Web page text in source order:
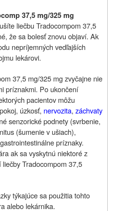
37,5 mg/325 mg
liečbu Tradocompom 37,5
že sa bolesť znovu objaví. Ak
nepríjemných vedľajších
lekárovi.
37,5 mg/325 mg zvyčajne nie
príznakmi. Po ukončení
pacientov môžu
úzkosť, nervozita, záchvaty
senzorické podnety (svrbenie,
(šumenie v ušiach),
príznaky.
ak sa vyskytnú niektoré z
Tradocompom 37,5
týkajúce sa použitia tohto
alebo lekárnika.